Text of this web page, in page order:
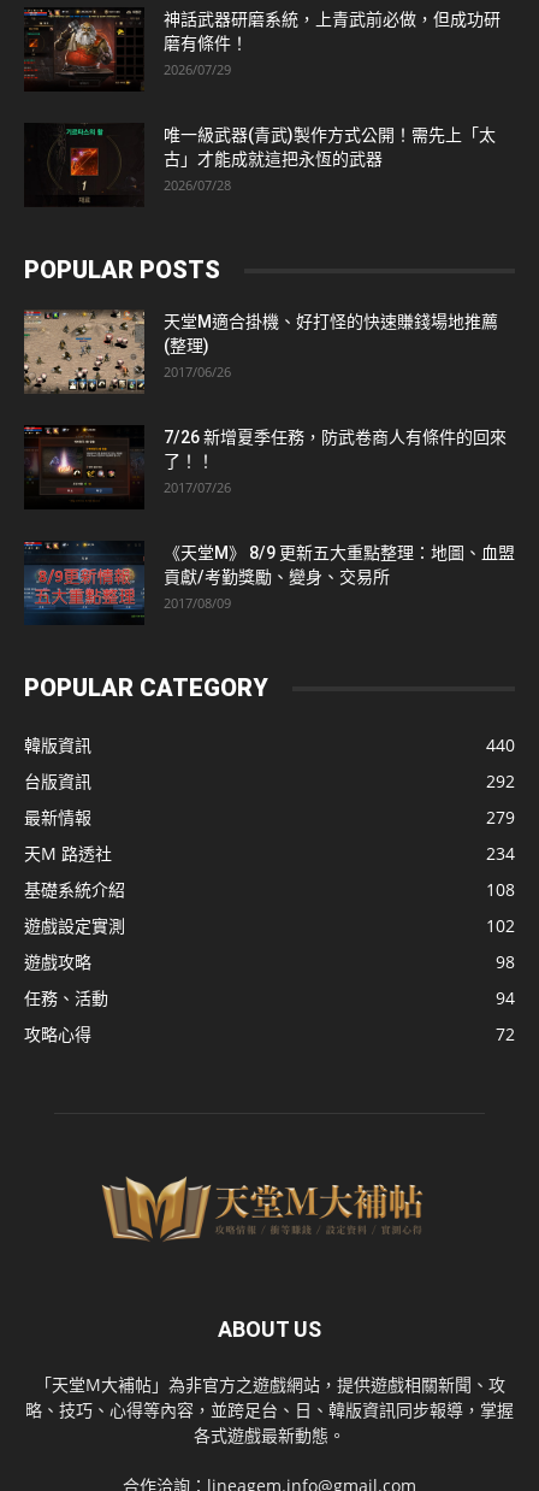
神話武器研磨系統，上青武前必做，但成功研
磨有條件！
2026/07/29
唯一級武器(青武)製作方式公開！需先上「太
古」才能成就這把永恆的武器
2026/07/28
POPULAR POSTS
天堂M適合掛機、好打怪的快速賺錢場地推薦
(整理)
2017/06/26
7/26 新增夏季任務，防武卷商人有條件的回來
了！！
2017/07/26
《天堂M》 8/9 更新五大重點整理：地圖、血盟
貢獻/考勤獎勵、變身、交易所
2017/08/09
POPULAR CATEGORY
韓版資訊
440
台版資訊
292
最新情報
279
天M 路透社
234
基礎系統介紹
108
遊戲設定實測
102
遊戲攻略
98
任務、活動
94
攻略心得
72
ABOUT US
「天堂M大補帖」為非官方之遊戲網站，提供遊戲相關新聞、攻
略、技巧、心得等內容，並跨足台、日、韓版資訊同步報導，掌握
各式遊戲最新動態。
合作洽詢： lineagem.info@gmail.com